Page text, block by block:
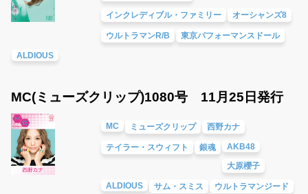
インクレディブル・ファミリー オーシャンズ8
ウルトラマンR/B 東京パフォーマンスドール
ALDIOUS
MC(ミューズクリップ)1080号 11月25日発行
MC ミューズクリップ 西野カナ
テイラー・スウィフト 銀魂
AKB48
大原櫻子
ALDIOUS サム・スミス ウルトラマンジード